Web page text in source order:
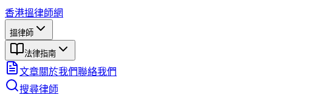
香港搵律師網
搵律師
法律指南
文章關於我們聯絡我們
搜尋律師